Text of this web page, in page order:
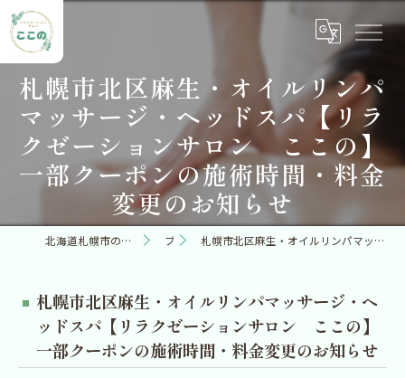
札幌市北区麻生・オイルリンパ
マッサージ・ヘッドスパ【リラ
クゼーションサロン ここの】
一部クーポンの施術時間・料金
変更のお知らせ
北海道札幌市のリラクゼーションならリラクゼーションサロン ここの ブログ 札幌市北区麻生・オイルリンパマッサージ・ヘッドスパ【リラクゼーションサロン ここの】一部クーポンの施術時間・料金変更のお知らせ
札幌市北区麻生・オイルリンパマッサージ・ヘ
ッドスパ【リラクゼーションサロン ここの】
一部クーポンの施術時間・料金変更のお知らせ